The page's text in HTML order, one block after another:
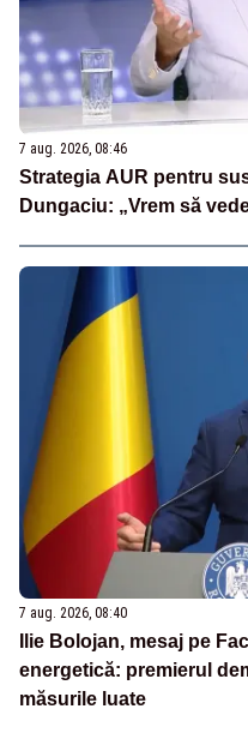
7 aug. 2026, 08:46
Strategia AUR pentru
Dungaciu: „Vrem să
7 aug. 2026, 08:40
Ilie Bolojan, mesaj pe
energetică: premierul
măsurile luate